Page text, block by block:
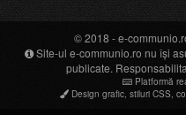
© 2018 -e-
Site-ul e-communio.ro nu își
publicate.
Platformă
Design grafic stiluri CSS